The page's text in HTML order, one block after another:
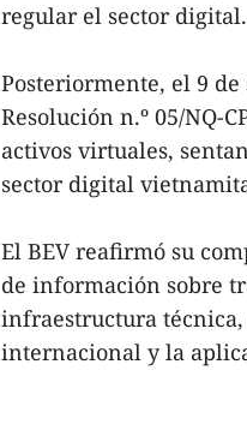
regular el sector digital.
Posteriormente, el 9
Resolución n.º 05/NQ-
activos virtuales,
sector digital
El BEV reafirmó su
de información sobre
infraestructura
internacional y la